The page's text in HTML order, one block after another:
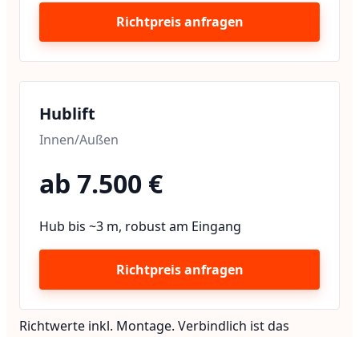
Richtpreis anfragen
Hublift
Innen/Außen
ab 7.500 €
Hub bis ~3 m, robust am Eingang
Richtpreis anfragen
Richtwerte inkl. Montage. Verbindlich ist das